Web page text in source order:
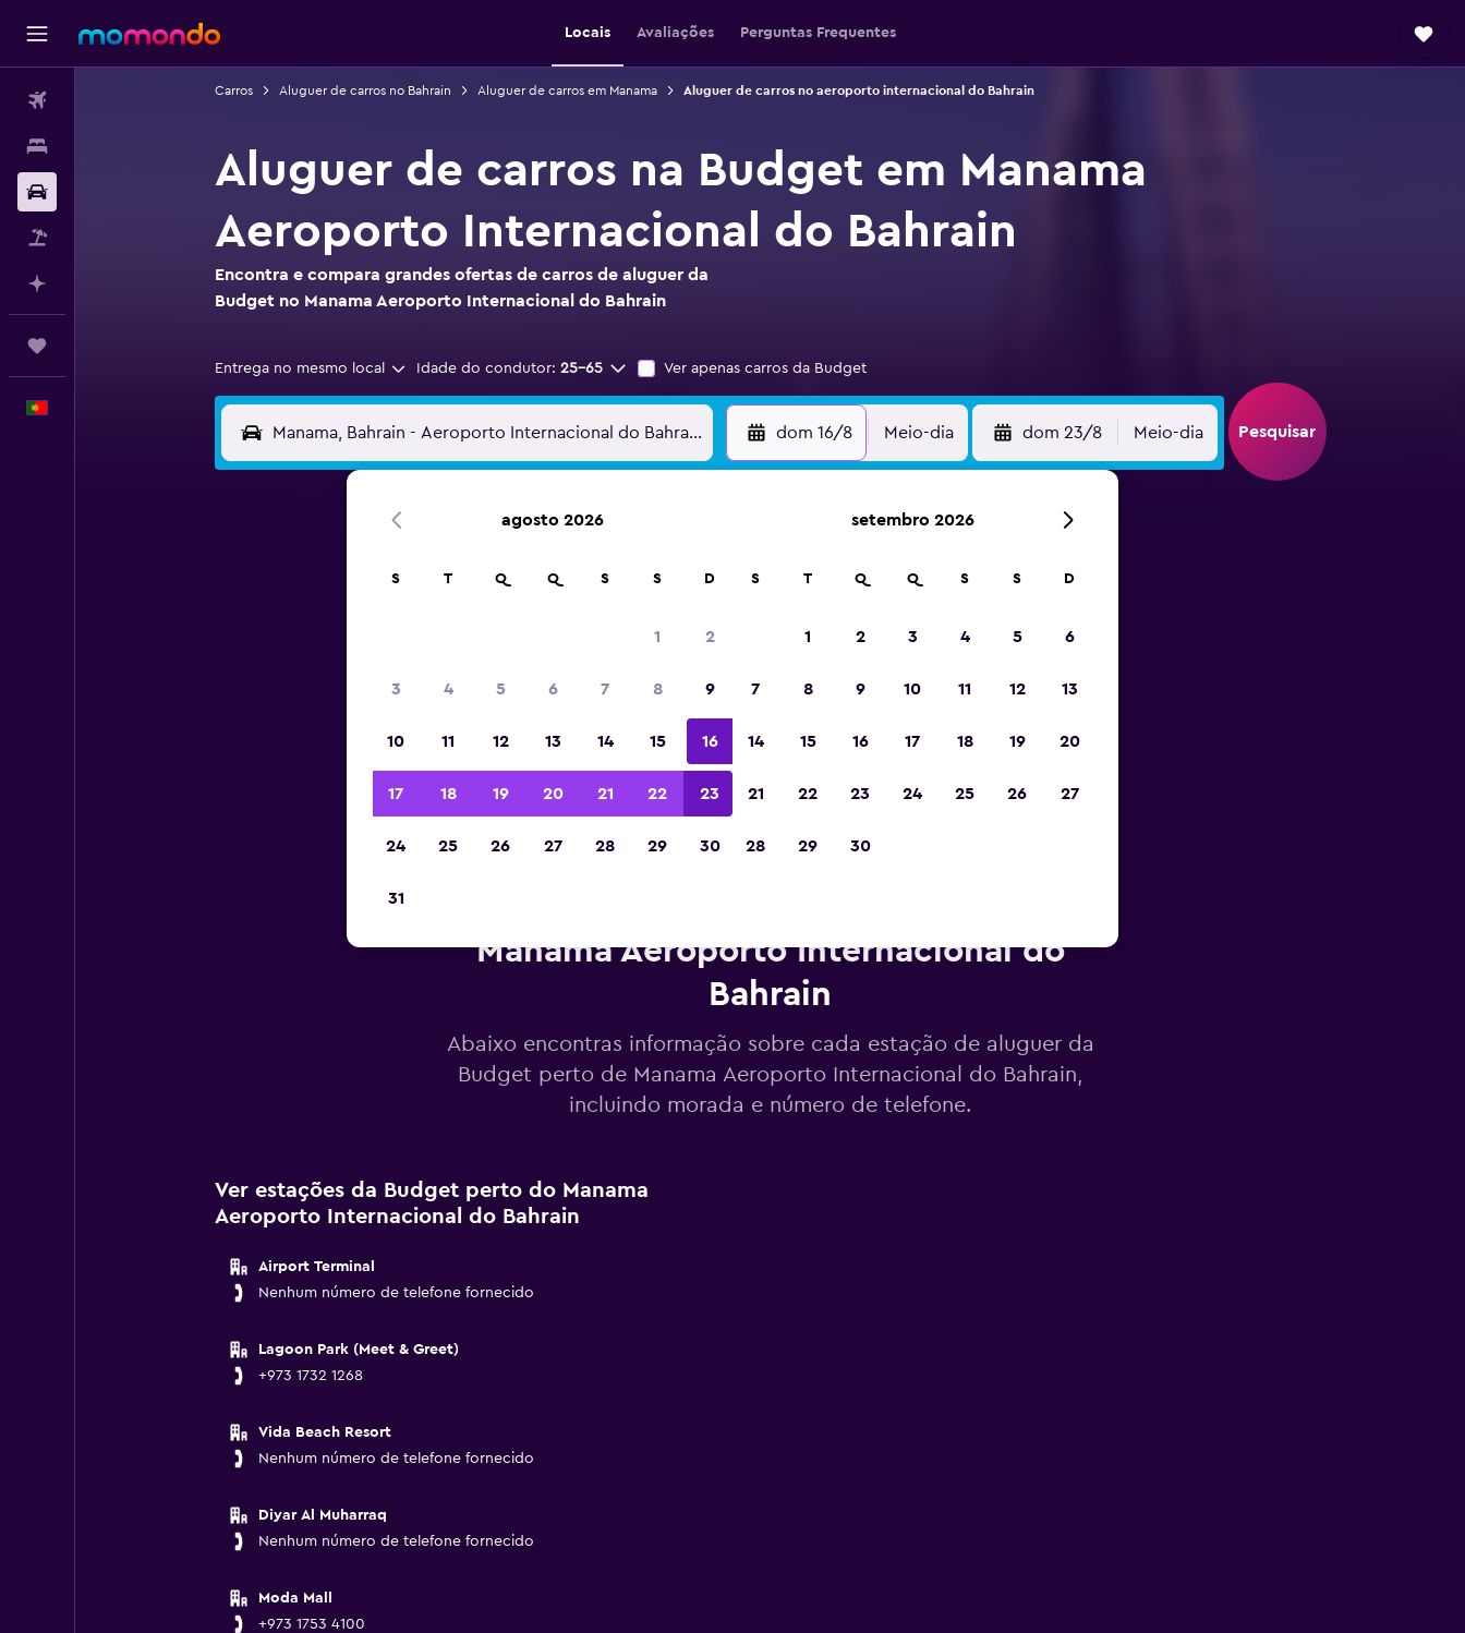
Locais Avaliações Perguntas Frequentes
Carros Aluguer de carros no Bahrain Aluguer de carros em Manama Aluguer de carros no aeroporto internacional do Bahrain
Aluguer de carros na Budget em Manama
Aeroporto Internacional do Bahrain
Encontra e compara grandes ofertas de carros de aluguer da
Budget no Manama Aeroporto Internacional do Bahrain
Entrega no mesmo local Idade do condutor: 25-65 Ver apenas carros da Budget
dom 16/8 Meio-dia dom 23/8 Meio-dia Pesquisar
de 2023
Manama Aeroporto Internacional do
Bahrain
Abaixo encontras informação sobre cada estação de aluguer da
Budget perto de Manama Aeroporto Internacional do Bahrain,
incluindo morada e número de telefone.
Ver estações da Budget perto do Manama
Aeroporto Internacional do Bahrain
Airport Terminal
Nenhum número de telefone fornecido
Lagoon Park (Meet & Greet)
+973 1732 1268
Vida Beach Resort
Nenhum número de telefone fornecido
Diyar Al Muharraq
Nenhum número de telefone fornecido
Moda Mall
+973 1753 4100
agosto 2026
S T Q Q S S D
1 2
3 4 5 6 7 8 9
10 11 12 13 14 15 16
17 18 19 20 21 22 23
24 25 26 27 28 29 30
31
setembro 2026
S T Q Q S S D
1 2 3 4 5 6
7 8 9 10 11 12 13
14 15 16 17 18 19 20
21 22 23 24 25 26 27
28 29 30